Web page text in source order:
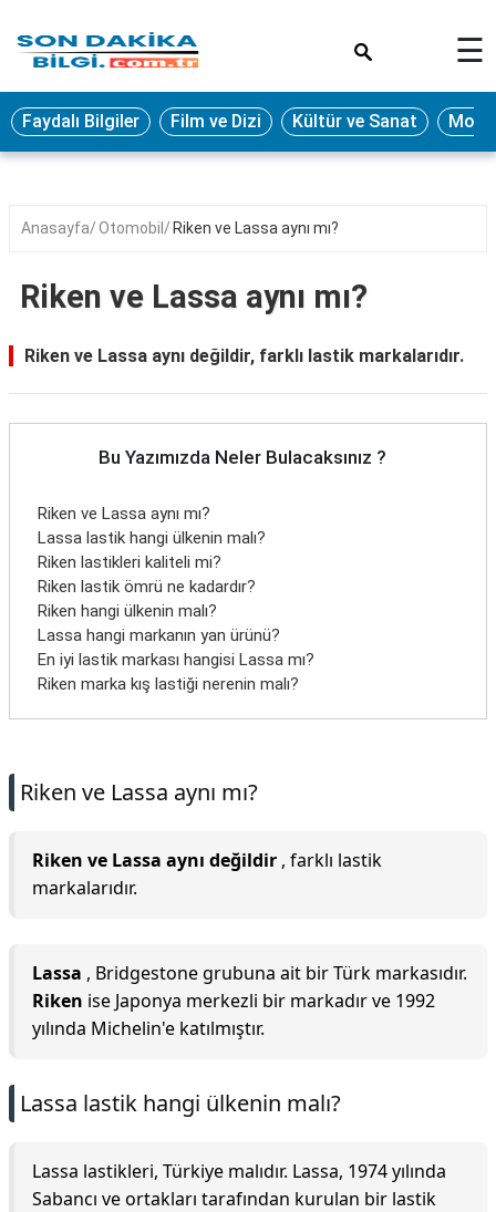
Eğitim
Ekonomi
Seyahat
Oyun
Yaşam
Hukuk
☰
Faydalı Bilgiler Film ve Dizi Kültür ve Sanat
Anasayfa Otomobil Riken ve Lassa aynı mı?
Riken ve Lassa aynı mı?
Riken ve Lassa aynı değildir, farklı lastik markalarıdır.
Bu Yazımızda Neler Bulacaksınız ?
Riken ve Lassa aynı mı?
Lassa lastik hangi ülkenin malı?
Riken lastikleri kaliteli mi?
Riken lastik ömrü ne kadardır?
Riken hangi ülkenin malı?
Lassa hangi markanın yan ürünü?
En iyi lastik markası hangisi Lassa mı?
Riken marka kış lastiği nerenin malı?
Riken ve Lassa aynı mı?
Riken ve Lassa aynı değildir , farklı lastik
markalarıdır.
Lassa , Bridgestone grubuna ait bir Türk markasıdır.
Riken ise Japonya merkezli bir markadır ve 1992
yılında Michelin'e katılmıştır.
Lassa lastik hangi ülkenin malı?
Lassa lastikleri, Türkiye malıdır. Lassa, 1974 yılında
Sabancı ve ortakları tarafından kurulan bir lastik